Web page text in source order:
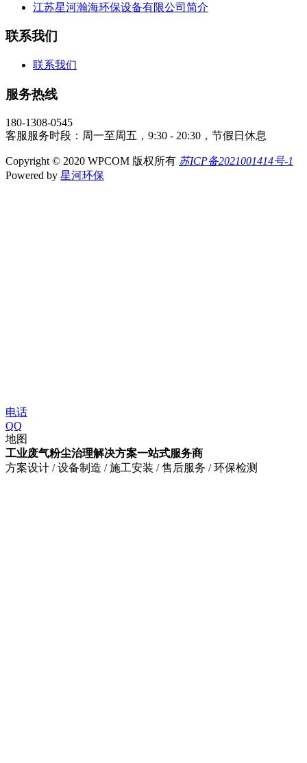
江苏星河瀚海环保设备有限公司简介
联系我们
联系我们
服务热线
180-1308-0545
客服服务时段：周一至周五，9:30 - 20:30，节假日休息
Copyright © 2020 WPCOM 版权所有 苏ICP备2021001414号-1
Powered by 星河环保
电话
QQ
地图
工业废气粉尘治理解决方案一站式服务商
方案设计 / 设备制造 / 施工安装 / 售后服务 / 环保检测